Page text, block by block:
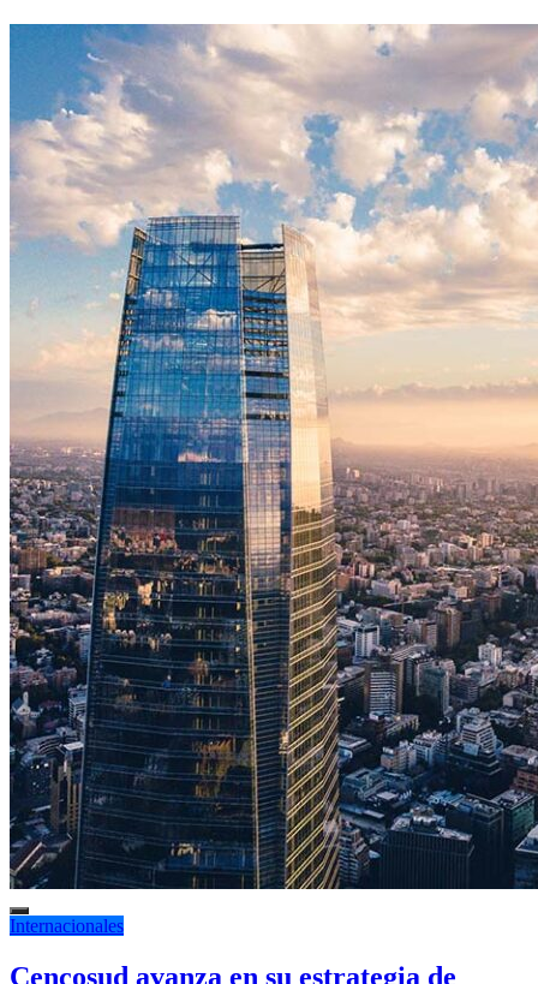
Internacionales
Cencosud avanza en su estrategia de